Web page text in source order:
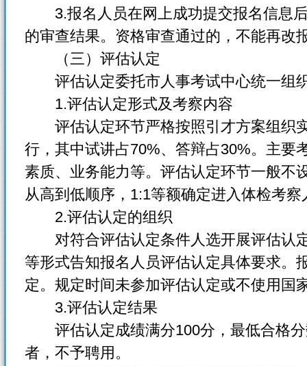
3.报名人员在网上成功提交报名信息后
的审查结果。资格审查通过的，不能再改
（三）评估认定
评估认定委托市人事考试中心统一组
1.评估认定形式及考察内容
评估认定环节严格按照引才方案组织
行，其中试讲占70%、答辩占30%。主要
素质、业务能力等。评估认定环节一般不
从高到低顺序，1:1等额确定进入体检考察
2.评估认定的组织
对符合评估认定条件人选开展评估认
等形式告知报名人员评估认定具体要求。
定。规定时间未参加评估认定或不使用国
3.评估认定结果
评估认定成绩满分100分，最低合格分
者，不予聘用。